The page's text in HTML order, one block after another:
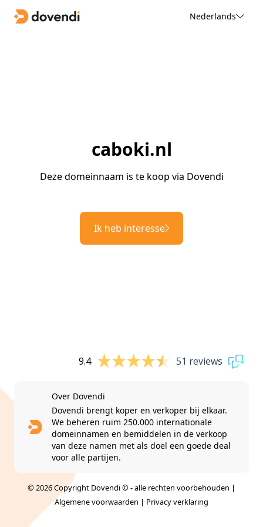
Nederlands
caboki.nl
Deze domeinnaam is te koop via Dovendi
Ik heb interesse
9.4 51 reviews
Over Dovendi
Dovendi brengt koper en verkoper bij elkaar.
We beheren ruim 250.000 internationale
domeinnamen en bemiddelen in de verkoop
van deze namen met als doel een goede deal
voor alle partijen.
© 2026 Copyright Dovendi © - alle rechten voorbehouden |
Algemene voorwaarden | Privacy verklaring